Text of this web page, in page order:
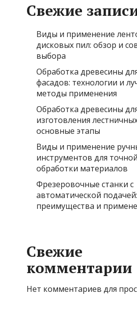
Свежие
Виды и применение
дисковых пил: обзор и
выбора
Обработка древесины
фасадов: технологии и
методы применения
Обработка древесины
изготовления
основные этапы
Виды и применение
инструментов для точной
обработки материалов
Фрезеровочные станки с
автоматической подачей:
преимущества и
Свежие
комментарии
Нет комментариев для